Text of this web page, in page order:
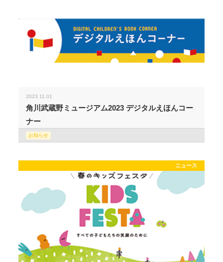
2023.11.01
角川武蔵野ミュージアム2023 デジタルえほんコー
ナー
お知らせ
ニュース